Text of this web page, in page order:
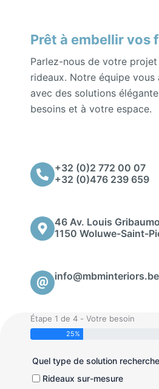
Prêt à embellir vos
Parlez-nous de votre
rideaux. Notre équipe vous
avec des solutions
besoins et à votre espace.
+32 (0)2 772 00 07
+32 (0)476 239 659
46 Av. Louis
1150 Woluwe-Saint-
info@mbminteriors.be
Étape 1 de 4 - Votre besoin
25%
Quel type de solution
Rideaux sur-mesure